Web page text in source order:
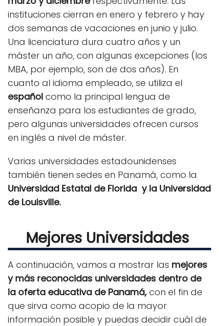
instituciones cierran en enero y febrero y hay
dos semanas de vacaciones en junio y julio.
Una licenciatura dura cuatro años y un
máster un año, con algunas excepciones (los
MBA, por ejemplo, son de dos años). En
cuanto al idioma empleado, se utiliza el
español como la principal lengua de
enseñanza para los estudiantes de grado,
pero algunas universidades ofrecen cursos
en inglés a nivel de máster.
Varias universidades estadounidenses
también tienen sedes en Panamá, como la
Universidad Estatal de Florida y la Universidad
de Louisville.
Mejores Universidades
A continuación, vamos a mostrar las mejores
y más reconocidas universidades dentro de
la oferta educativa de Panamá, con el fin de
que sirva como acopio de la mayor
información posible y puedas decidir cuál de